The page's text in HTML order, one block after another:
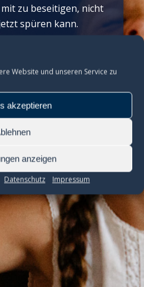
Website und unseren Service zu
akzeptieren
anzeigen
Datenschutz Impressum
zu beseitigen, nicht
spüren kann.
damit es wirklich